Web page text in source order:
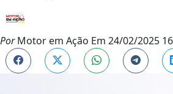
PorMotor em Ação Em 24/02/2025